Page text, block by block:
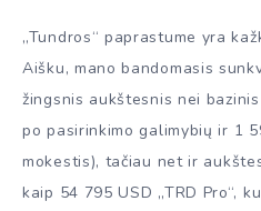
„Tundros“ paprastume yra
Aišku, mano bandomasis
žingsnis aukštesnis nei
po pasirinkimo galimybių ir 1
mokestis), tačiau net ir
kaip 54 795 USD „TRD Pro“,